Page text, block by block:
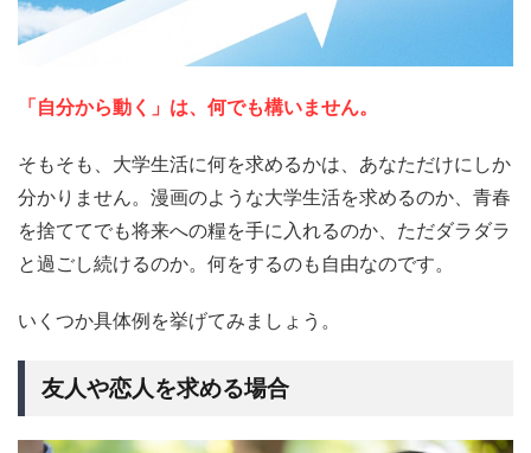
「自分から動く」は、何でも構いません。
そもそも、大学生活に何を求めるかは、あなただけにしか
分かりません。漫画のような大学生活を求めるのか、青春
を捨ててでも将来への糧を手に入れるのか、ただダラダラ
と過ごし続けるのか。何をするのも自由なのです。
いくつか具体例を挙げてみましょう。
友人や恋人を求める場合